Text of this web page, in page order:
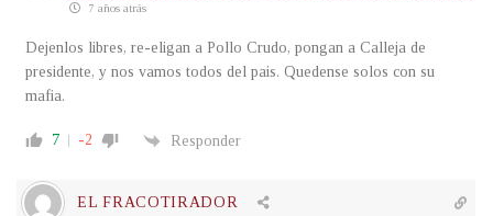
7 años atrás
Dejenlos libres, re-eligan a Pollo Crudo, pongan a Calleja de
presidente, y nos vamos todos del pais. Quedense solos con su
mafia.
7 -2 Responder
EL FRACOTIRADOR